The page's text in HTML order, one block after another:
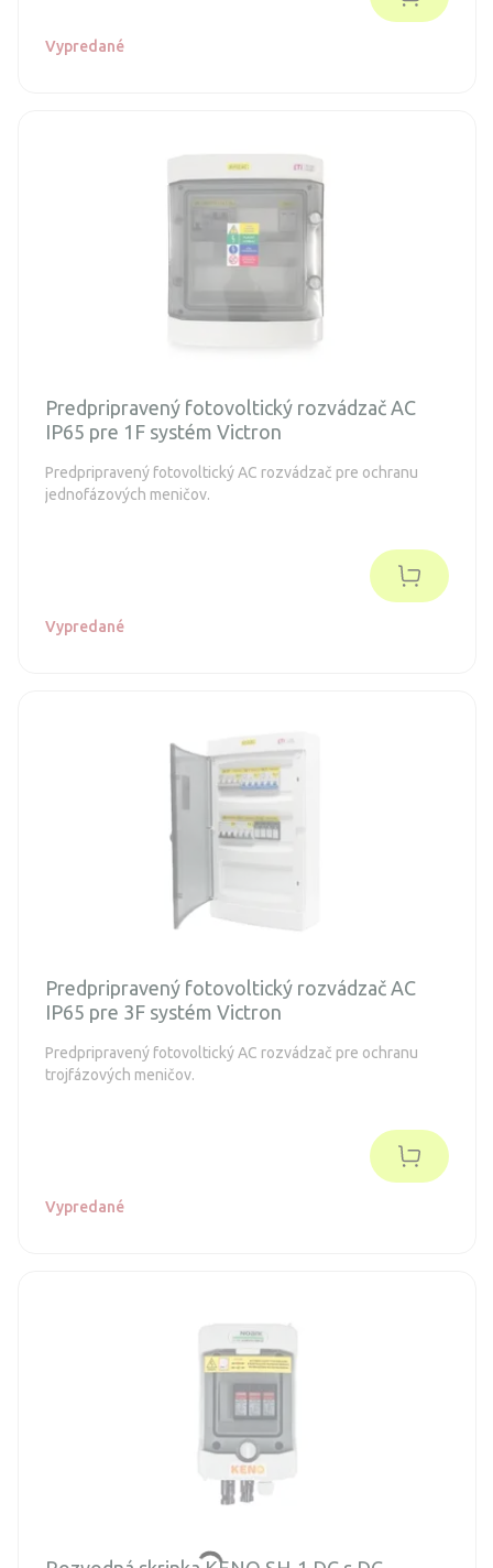
Vypredané
Predpripravený fotovoltický rozvádzač AC
IP65 pre 1F systém Victron
Predpripravený fotovoltický AC rozvádzač pre ochranu
jednofázových meničov.
Vypredané
Predpripravený fotovoltický rozvádzač AC
IP65 pre 3F systém Victron
Predpripravený fotovoltický AC rozvádzač pre ochranu
trojfázových meničov.
Vypredané